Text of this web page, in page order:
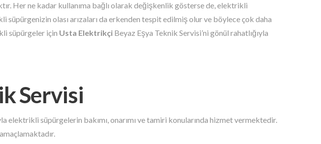
Her ne kadar kullanıma bağlı olarak değişkenlik gösterse de, elektrikli
süpürgenizin olası arızaları da erkenden tespit edilmiş olur ve böylece çok daha
süpürgeler için Usta Elektrikçi Beyaz Eşya Teknik Servisi’ni gönül rahatlığıyla
Servisi
süpürgelerin bakımı, onarımı ve tamiri konularında hizmet vermektedir.